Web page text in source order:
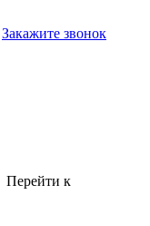
Закажите звонок
Перейти к